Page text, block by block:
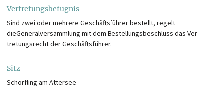
Vertretungsbefugnis
Sind zwei oder mehrere Geschäftsführer bestellt, regelt
dieGeneralversammlung mit dem Bestellungsbeschluss das Ver
tretungsrecht der Geschäftsführer.
Sitz
Schörfling am Attersee